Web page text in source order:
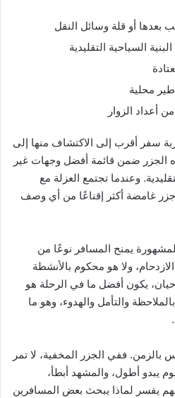
بعدها أو قلة وسائل النقل
السياحية التقليدية
محلية
أعداد الزوار
سفر أقرب إلى الاكتشاف منها إلى
الجزر ضمن قائمة أفضل وجهات غير
وعندما تجتمع العزلة مع
جزر غامضة أكثر إقناعًا من أي وصف
يمنح المسافر نوعًا من
ولا هو محكوم بالأنشطة
يكون أفضل ما في الرحلة هو
والتأمل والهدوء، وهو ما
بالزمن. ففي الجزر المخفية، لا تمر
يبدو أطول، والمشهد أبطأ،
يفسر لماذا يبحث بعض المسافرين